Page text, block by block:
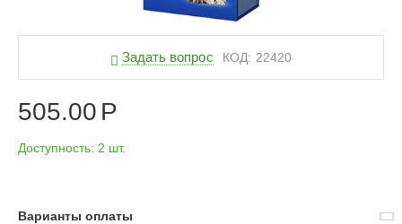
Задать вопрос КОД: 22420
505.00 Р
Доступность: 2 шт.
Варианты оплаты